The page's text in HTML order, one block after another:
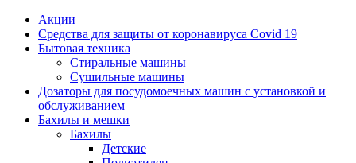
Акции
Cредства для защиты от коронавируса Covid 19
Бытовая техника
Стиральные машины
Сушильные машины
Дозаторы для посудомоечных машин с установкой и
обслуживанием
Бахилы и мешки
Бахилы
Детские